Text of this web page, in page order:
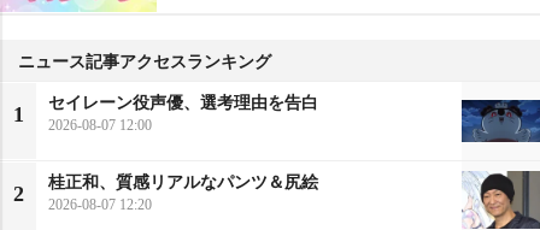
ニュース記事アクセスランキング
1
セイレーン役声優、選考理由を告白
2026-08-07 12:00
2
桂正和、質感リアルなパンツ＆尻絵
2026-08-07 12:20